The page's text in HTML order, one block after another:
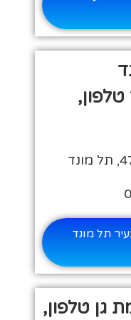
תל מונד
גן טלפון,